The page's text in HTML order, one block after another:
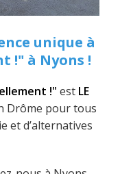
unique à
!" à Nyons !
!" est LE
Drôme pour tous
et d’alternatives